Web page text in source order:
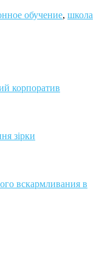
обучение, школа
корпоратив
зірки
вскармливания в